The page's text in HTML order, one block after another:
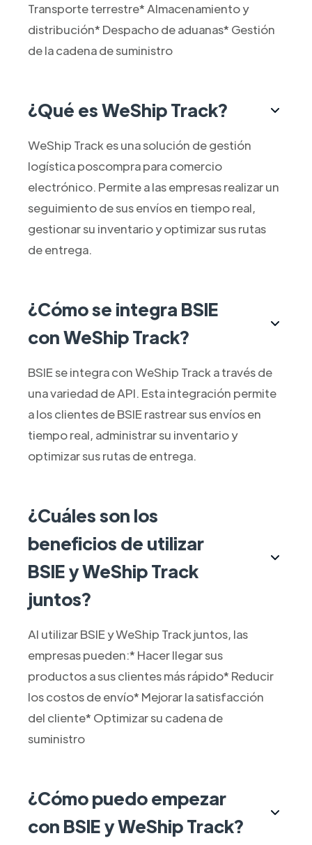
Transporte terrestre* Almacenamiento y
distribución* Despacho de aduanas* Gestión
de la cadena de suministro
¿Qué es WeShip Track?
WeShip Track es una solución de gestión
logística poscompra para comercio
electrónico. Permite a las empresas realizar un
seguimiento de sus envíos en tiempo real,
gestionar su inventario y optimizar sus rutas
de entrega.
¿Cómo se integra BSIE
con WeShip Track?
BSIE se integra con WeShip Track a través de
una variedad de API. Esta integración permite
a los clientes de BSIE rastrear sus envíos en
tiempo real, administrar su inventario y
optimizar sus rutas de entrega.
¿Cuáles son los
beneficios de utilizar
BSIE y WeShip Track
juntos?
Al utilizar BSIE y WeShip Track juntos, las
empresas pueden:* Hacer llegar sus
productos a sus clientes más rápido* Reducir
los costos de envío* Mejorar la satisfacción
del cliente* Optimizar su cadena de
suministro
¿Cómo puedo empezar
con BSIE y WeShip Track?